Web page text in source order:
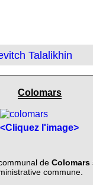
Talalikhin
Colomars
<Cliquez l'image>
de Colomars
commune.